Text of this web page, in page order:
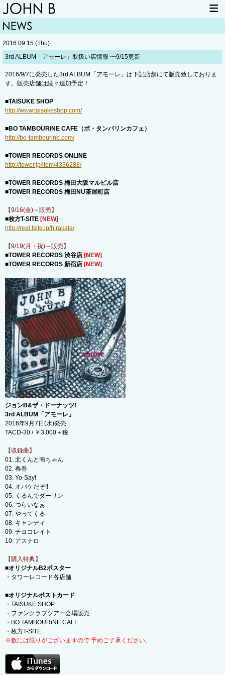
HOME
LIVE INFO
2016.09.15 (Thu)
3rd ALBUM「アモーレ」取扱い店情報 〜9/15更新
2016/9/7に発売した3rd ALBUM「アモーレ」は下記店舗にて販売致しておりま
す。販売店舗は続々追加予定！
■TAISUKE SHOP
http://www.taisukeshop.com/
■BO TAMBOURiNE CAFE（ボ・タンバリンカフェ）
http://bo-tambourine.com/
■TOWER RECORDS ONLINE
http://tower.jp/item/4336288/
■TOWER RECORDS 梅田大阪マルビル店
■TOWER RECORDS 梅田NU茶屋町店
【9/16(金)～販売】
■枚方T-SITE [NEW]
http://real.tsite.jp/hirakata/
【9/19(月・祝)～販売】
■TOWER RECORDS 渋谷店 [NEW]
■TOWER RECORDS 新宿店 [NEW]
ジョンB&ザ・ドーナッツ!
3rd ALBUM「アモーレ」
2016年9月7日(水)発売
TACD-30 / ￥3,000＋税
【収録曲】
01. 北くんと南ちゃん
02. 春巻
03. Yo-Say!
04. オバケだぞ!!
05. くるんでダーリン
06. つらいなぁ
07. やってくる
08. キャンディ
09. チヨコレイト
10. アスナロ
【購入特典】
■オリジナルB2ポスター
・タワーレコード各店舗
■オリジナルポストカード
・TAISUKE SHOP
・ファンクラブツアー会場販売
・BO TAMBOURiNE CAFE
・枚方T-SITE
※数には限りがございますので 予めご了承ください。